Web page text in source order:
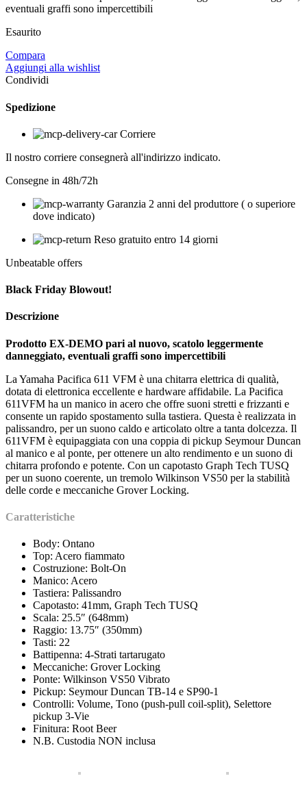
eventuali graffi sono impercettibili
Esaurito
Compara
Aggiungi alla wishlist
Condividi
Spedizione
Corriere
Il nostro corriere consegnerà all'indirizzo indicato.
Consegne in 48h/72h
Garanzia 2 anni del produttore ( o superiore
dove indicato)
Reso gratuito entro 14 giorni
Unbeatable offers
Black Friday Blowout!
Descrizione
Prodotto EX-DEMO pari al nuovo, scatolo leggermente
danneggiato, eventuali graffi sono impercettibili
La Yamaha Pacifica 611 VFM è una chitarra elettrica di qualità,
dotata di elettronica eccellente e hardware affidabile. La Pacifica
611VFM ha un manico in acero che offre suoni stretti e frizzanti e
consente un rapido spostamento sulla tastiera. Questa è realizzata in
palissandro, per un suono caldo e articolato oltre a tanta dolcezza. Il
611VFM è equipaggiata con una coppia di pickup Seymour Duncan
al manico e al ponte, per ottenere un alto rendimento e un suono di
chitarra profondo e potente. Con un capotasto Graph Tech TUSQ
per un suono coerente, un tremolo Wilkinson VS50 per la stabilità
delle corde e meccaniche Grover Locking.
Caratteristiche
Body: Ontano
Top: Acero fiammato
Costruzione: Bolt-On
Manico: Acero
Tastiera: Palissandro
Capotasto: 41mm, Graph Tech TUSQ
Scala: 25.5″ (648mm)
Raggio: 13.75″ (350mm)
Tasti: 22
Battipenna: 4-Strati tartarugato
Meccaniche: Grover Locking
Ponte: Wilkinson VS50 Vibrato
Pickup: Seymour Duncan TB-14 e SP90-1
Controlli: Volume, Tono (push-pull coil-split), Selettore
pickup 3-Vie
Finitura: Root Beer
N.B. Custodia NON inclusa